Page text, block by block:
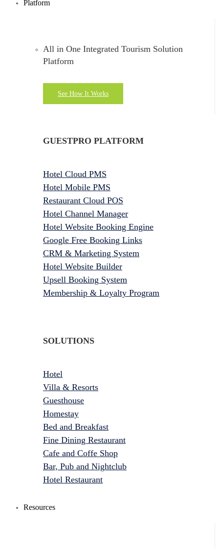
Platform
All in One Integrated Tourism Solution
Platform
See How It Works
GUESTPRO PLATFORM
Hotel Cloud PMS
Hotel Mobile PMS
Restaurant Cloud POS
Hotel Channel Manager
Hotel Website Booking Engine
Google Free Booking Links
CRM & Marketing System
Hotel Website Builder
Upsell Booking System
Membership & Loyalty Program
SOLUTIONS
Hotel
Villa & Resorts
Guesthouse
Homestay
Bed and Breakfast
Fine Dining Restaurant
Cafe and Coffe Shop
Bar, Pub and Nightclub
Hotel Restaurant
Resources